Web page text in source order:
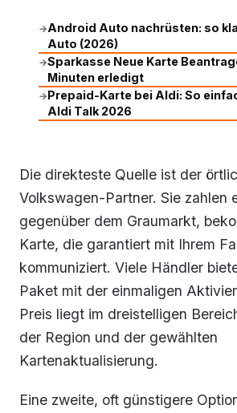
→Android Auto nachrüsten: so
Auto (2026)
→Sparkasse Neue Karte
Minuten erledigt
→Prepaid-Karte bei Aldi: So
Aldi Talk 2026
Die direkteste Quelle ist der
Volkswagen-Partner. Sie zahlen
gegenüber dem Graumarkt,
Karte, die garantiert mit Ihrem
kommuniziert. Viele Händler
Paket mit der einmaligen
Preis liegt im dreistelligen
der Region und der gewählten
Kartenaktualisierung.
Eine zweite, oft günstigere